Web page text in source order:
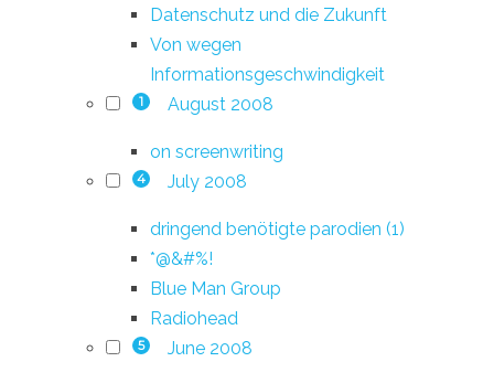
Datenschutz und die Zukunft
Von wegen
Informationsgeschwindigkeit
1 August 2008
on screenwriting
4 July 2008
dringend benötigte parodien (1)
*@&#%!
Blue Man Group
Radiohead
5 June 2008